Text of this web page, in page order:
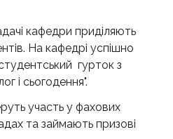
кафедри приділяють
На кафедрі успішно
гурток з
і сьогодення".
участь у фахових
та займають призові